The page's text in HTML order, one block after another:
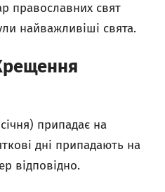
православних свят
найважливіші свята.
припадає на
дні припадають на
відповідно.